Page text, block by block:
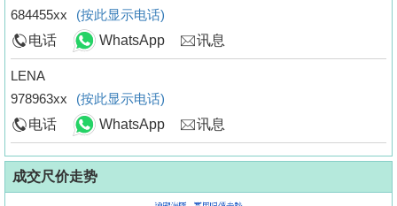
684455xx
(按此显示电话)
电话
WhatsApp 讯息
LENA
978963xx
(按此显示电话)
电话
WhatsApp 讯息
成交尺价走势